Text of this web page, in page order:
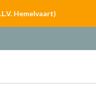
Hemelvaart)